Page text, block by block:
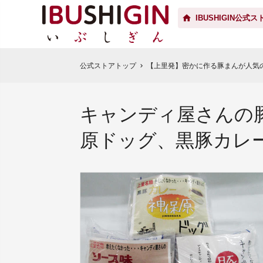
IBUSHIGIN公式ス
公式ストアトップ chevron_right 【上里発】密かに作る豚まんが人
キャンディ屋さんの
原ドッグ、黒豚カ